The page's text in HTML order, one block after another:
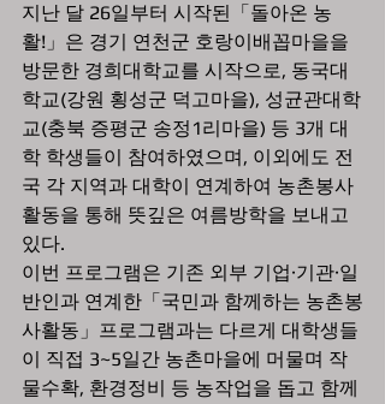
지난 달 26일부터 시작된「돌아온 농
활!」은 경기 연천군 호랑이배꼽마을을
방문한 경희대학교를 시작으로, 동국대
학교(강원 횡성군 덕고마을), 성균관대학
교(충북 증평군 송정1리마을) 등 3개 대
학 학생들이 참여하였으며, 이외에도 전
국 각 지역과 대학이 연계하여 농촌봉사
활동을 통해 뜻깊은 여름방학을 보내고
있다.
이번 프로그램은 기존 외부 기업·기관·일
반인과 연계한「국민과 함께하는 농촌봉
사활동」프로그램과는 다르게 대학생들
이 직접 3~5일간 농촌마을에 머물며 작
물수확, 환경정비 등 농작업을 돕고 함께